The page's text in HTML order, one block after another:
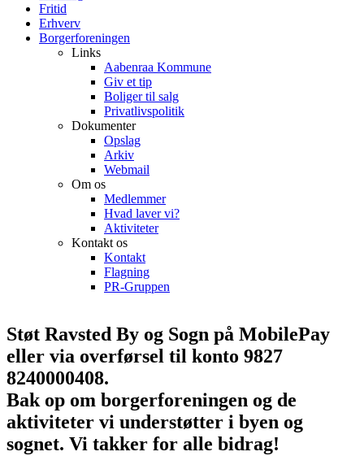
Menu
Fritid
Erhverv
Borgerforeningen
Links
Aabenraa Kommune
Giv et tip
Boliger til salg
Privatlivspolitik
Dokumenter
Opslag
Arkiv
Webmail
Om os
Medlemmer
Hvad laver vi?
Aktiviteter
Kontakt os
Kontakt
Flagning
PR-Gruppen
Støt Ravsted By og Sogn på MobilePay
eller via overførsel til konto 9827
8240000408.
Bak op om borgerforeningen og de
aktiviteter vi understøtter i byen og
sognet. Vi takker for alle bidrag!